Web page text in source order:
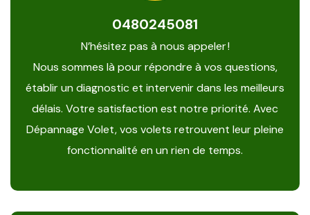
0480245081
N’hésitez pas à nous appeler !
Nous sommes là pour répondre à vos questions,
établir un diagnostic et intervenir dans les meilleurs
délais. Votre satisfaction est notre priorité. Avec
Dépannage Volet, vos volets retrouvent leur pleine
fonctionnalité en un rien de temps.